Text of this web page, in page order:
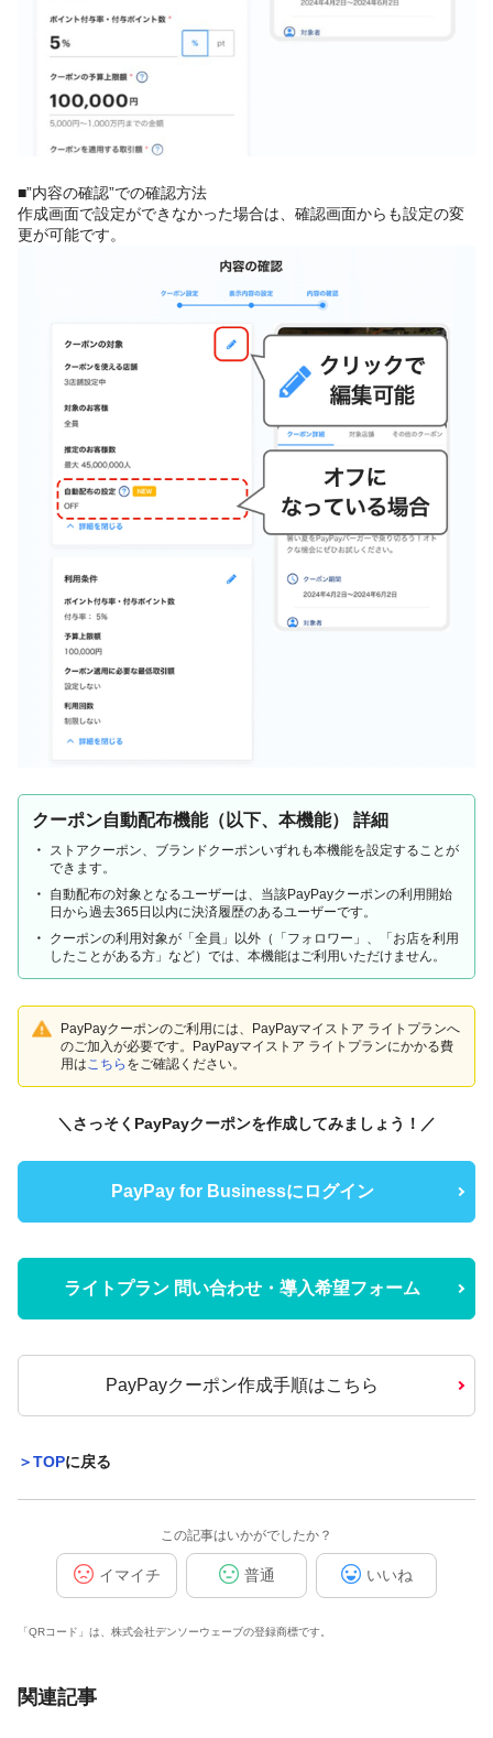
■”内容の確認”での確認方法
作成画面で設定ができなかった場合は、確認画面からも設定の変
更が可能です。
クーポン自動配布機能（以下、本機能） 詳細
ストアクーポン、ブランドクーポンいずれも本機能を設定することが
できます。
自動配布の対象となるユーザーは、当該PayPayクーポンの利用開始
日から過去365日以内に決済履歴のあるユーザーです。
クーポンの利用対象が「全員」以外（「フォロワー」、「お店を利用
したことがある方」など）では、本機能はご利用いただけません。
PayPayクーポンのご利用には、PayPayマイストア ライトプランへ
のご加入が必要です。PayPayマイストア ライトプランにかかる費
用は こちら をご確認ください。
＼さっそくPayPayクーポンを作成してみましょう！／
PayPay for Businessにログイン
ライトプラン 問い合わせ・導⼊希望フォーム
PayPayクーポン作成手順はこちら
＞TOPに戻る
この記事はいかがでしたか？
イマイチ 普通 いいね
「QRコード」は、株式会社デンソーウェーブの登録商標です。
関連記事